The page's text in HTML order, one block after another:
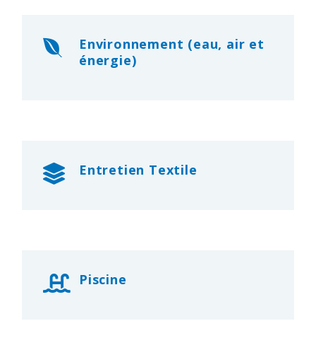
Environnement (eau, air et
énergie)
Entretien Textile
Piscine